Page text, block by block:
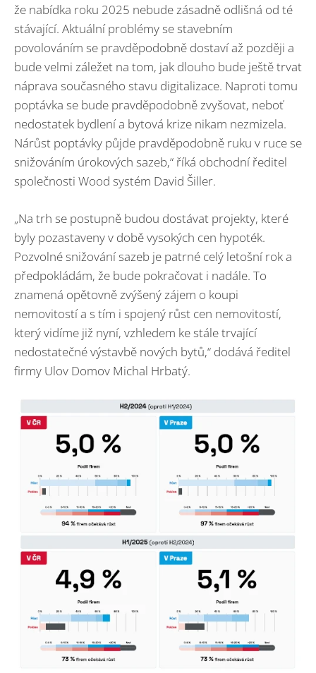
že nabídka roku 2025 nebude zásadně odlišná od té
stávající. Aktuální problémy se stavebním
povolováním se pravděpodobně dostaví až později a
bude velmi záležet na tom, jak dlouho bude ještě trvat
náprava současného stavu digitalizace. Naproti tomu
poptávka se bude pravděpodobně zvyšovat, neboť
nedostatek bydlení a bytová krize nikam nezmizela.
Nárůst poptávky půjde pravděpodobně ruku v ruce se
snižováním úrokových sazeb,“ říká obchodní ředitel
společnosti Wood systém David Šiller.
„Na trh se postupně budou dostávat projekty, které
byly pozastaveny v době vysokých cen hypoték.
Pozvolné snižování sazeb je patrné celý letošní rok a
předpokládám, že bude pokračovat i nadále. To
znamená opětovně zvýšený zájem o koupi
nemovitostí a s tím i spojený růst cen nemovitostí,
který vidíme již nyní, vzhledem ke stále trvající
nedostatečné výstavbě nových bytů,“ dodává ředitel
firmy Ulov Domov Michal Hrbatý.